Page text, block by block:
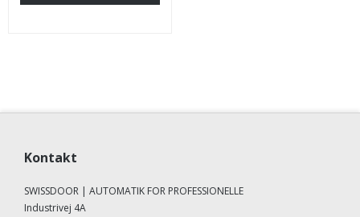
Kontakt
SWISSDOOR | AUTOMATIK FOR PROFESSIONELLE
Industrivej 4A